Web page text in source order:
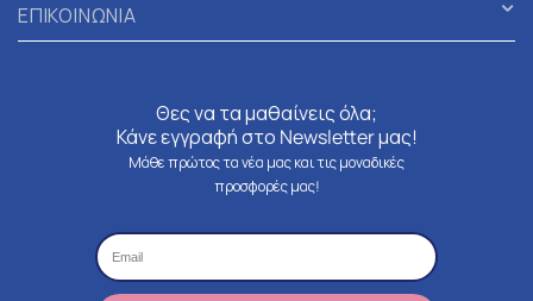
ΕΠΙΚΟΙΝΩΝΙΑ
Θες να τα μαθαίνεις όλα;
Κάνε εγγραφή στο Newsletter μας!
Μάθε πρώτος τα νέα μας και τις μοναδικές
προσφορές μας!